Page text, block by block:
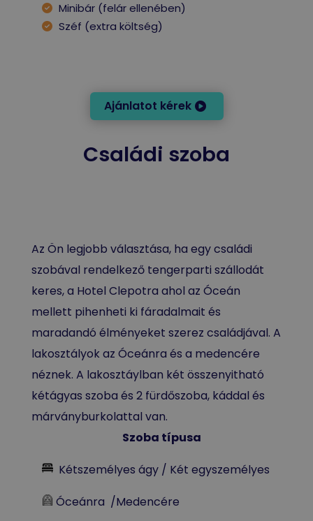
Minibár (felár ellenében)
Széf (extra költség)
Ajánlatot kérek
Családi szoba
Az Ön legjobb választása, ha egy családi
szobával rendelkező tengerparti szállodát
keres, a Hotel Clepotra ahol az Óceán
mellett pihenheti ki fáradalmait és
maradandó élményeket szerez családjával. A
lakosztályok az Óceánra és a medencére
néznek. A lakosztáylban két összenyitható
kétágyas szoba és 2 fürdőszoba, káddal és
márványburkolattal van.
Szoba típusa
Kétszemélyes ágy / Két egyszemélyes
Óceánra /Medencére